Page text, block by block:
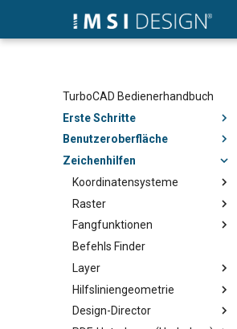
TurboCAD Bedienerhandbuch
Erste Schritte
Benutzeroberfläche
Zeichenhilfen
Koordinatensysteme
Raster
Fangfunktionen
Befehls Finder
Layer
Hilfsliniengeometrie
Design-Director